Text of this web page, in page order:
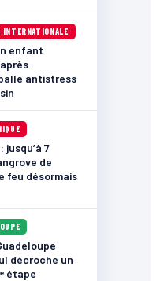
INTERNATIONALE
enfant
balle antistress
jusqu’à 7
de
feu désormais
décroche un
étape